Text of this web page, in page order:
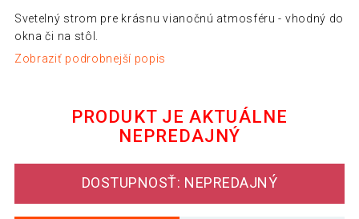
Svetelný strom pre krásnu vianočnú atmosféru - vhodný do
okna či na stôl.
Zobraziť podrobnejší popis
PRODUKT JE AKTUÁLNE
NEPREDAJNÝ
DOSTUPNOSŤ: NEPREDAJNÝ